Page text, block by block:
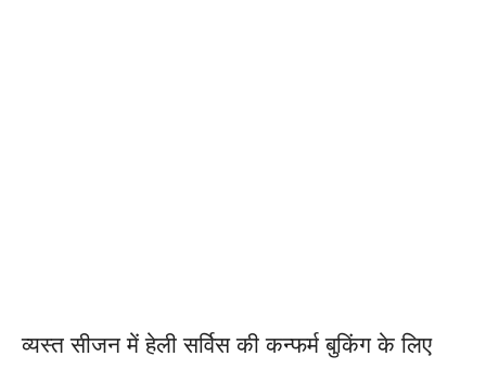
व्यस्त सीजन में हेली सर्विस की कन्फर्म बुकिंग के लिए